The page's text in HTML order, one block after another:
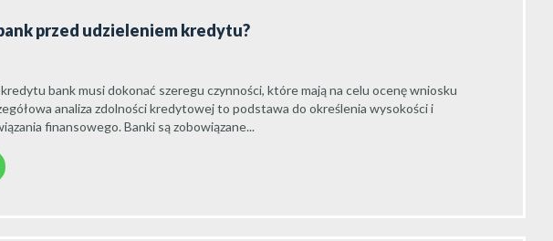
przed udzieleniem kredytu?
bank musi dokonać szeregu czynności, które mają na celu ocenę wniosku
analiza zdolności kredytowej to podstawa do określenia wysokości i
finansowego. Banki są zobowiązane...